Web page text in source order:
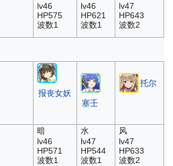
lv46
HP575
波数1
lv46
HP621
波数1
lv47
HP643
波数2
报丧女妖
塞壬
托尔
暗
lv46
HP571
波数1
水
lv47
HP544
波数1
风
lv47
HP633
波数2